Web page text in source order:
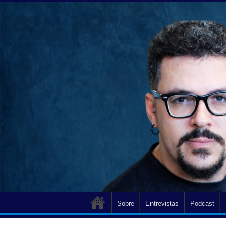
Sobre Entrevistas Podcast